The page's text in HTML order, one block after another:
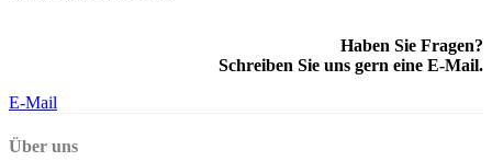
Haben Sie Fragen?
Schreiben Sie uns gern eine E-Mail.
E-Mail
Über uns